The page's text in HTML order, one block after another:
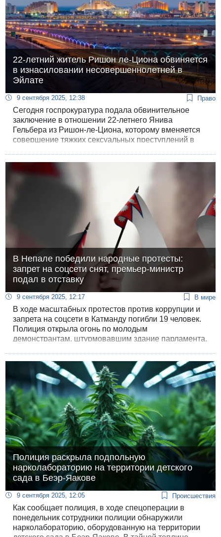
22-летний житель Ришон ле-Циона обвиняется
в изнасиловании несовершеннолетней в
Эйлате
9 сентября 2025, 12:38 Право
Сегодня госпрокуратура подала обвинительное
заключение в отношении 22-летнего Янива
Гельбера из Ришон-ле-Циона, которому вменяется
совершение тяжких сексуальных преступлений в
В Непале победили народные протесты:
запрет на соцсети снят, премьер-министр
подал в отставку
9 сентября 2025, 12:17 В мире
В ходе масштабных протестов против коррупции и
запрета на соцсети в Катманду погибли 19 человек.
Полиция открыла огонь по молодым
демонстрантам, штурмовавшим здание парламента,
Полиция раскрыла подпольную
нарколабораторию на территории детского
сада в Беэр-Яакове
9 сентября 2025, 12:05 Происшествия
Как сообщает полиция, в ходе спецоперации в
понедельник сотрудники полиции обнаружили
нарколабораторию, оборудованную на территории